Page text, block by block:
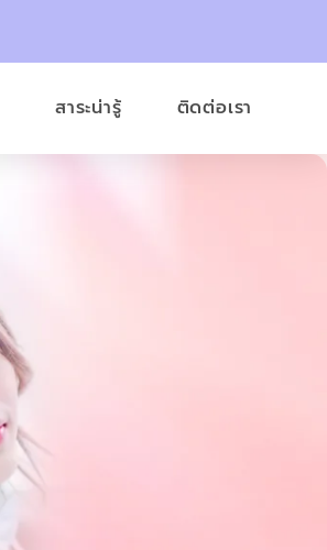
สาระน่ารู้ ติดต่อเรา